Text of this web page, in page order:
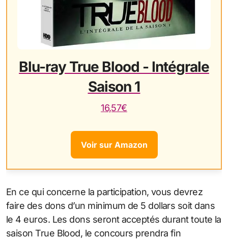
Blu-ray True Blood - Intégrale
Saison 1
16,57€
Voir sur Amazon
En ce qui concerne la participation, vous devrez
faire des dons d’un minimum de 5 dollars soit dans
le 4 euros. Les dons seront acceptés durant toute la
saison True Blood, le concours prendra fin